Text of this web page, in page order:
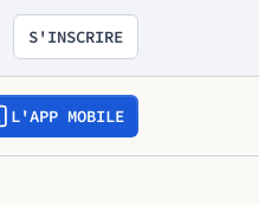
S'INSCRIRE
L'APP MOBILE